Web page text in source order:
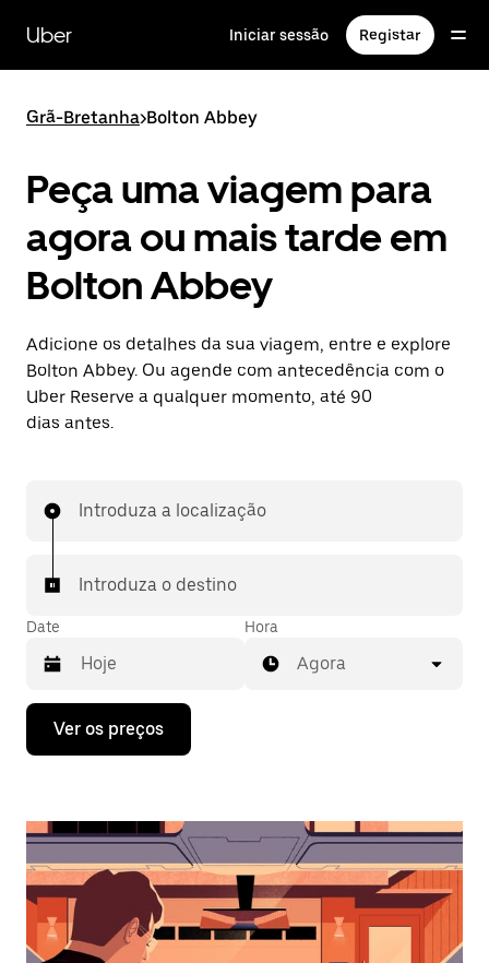
para
conteúdo
Uber Iniciar sessão Registar
Grã-Bretanha>Bolton Abbey
Peça uma viagem para
agora ou mais tarde em
Bolton Abbey
Adicione os detalhes da sua viagem, entre e explore
Bolton Abbey. Ou agende com antecedência com o
Uber Reserve a qualquer momento, até 90
dias antes.
Introduza a localização
Introduza o destino
Date
Prima
tecla
interagir
o
calendário
selecionar
uma
Hora
Agora
Ver os preços